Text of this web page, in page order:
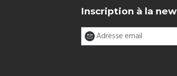
Inscription à la